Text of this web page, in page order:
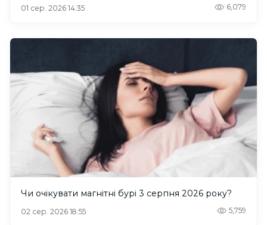
01 сер. 2026 14:35 6,079
Чи очікувати магнітні бурі 3 серпня 2026 року?
02 сер. 2026 18:55 5,759